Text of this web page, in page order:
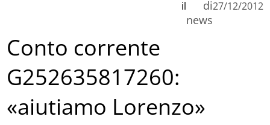
di
news
il 27/12/2012
Conto corrente
G252635817260:
«aiutiamo Lorenzo»